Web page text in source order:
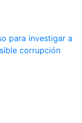
para investigar a
corrupción